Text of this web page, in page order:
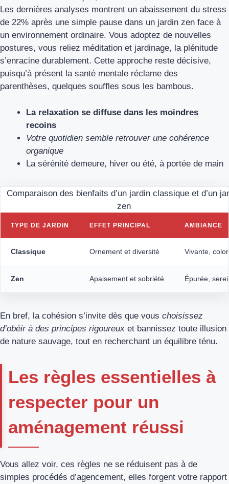
Les dernières analyses montrent un abaissement du stress
de 22% après une simple pause dans un jardin zen face à
un environnement ordinaire. Vous adoptez de nouvelles
postures, vous reliez méditation et jardinage, la plénitude
s’enracine durablement. Cette approche reste décisive,
puisqu’à présent la santé mentale réclame des
parenthèses, quelques souffles sous les bambous.
La relaxation se diffuse dans les moindres
recoins
Votre quotidien semble retrouver une cohérence
organique
La sérénité demeure, hiver ou été, à portée de main
Comparaison des bienfaits d’un jardin classique et d’un
zen
TYPE DE JARDIN EFFET PRINCIPAL AMBIANCE
Classique Ornement et diversité Vivante,
Zen Apaisement et sobriété Épurée,
En bref, la cohésion s’invite dès que vous choisissez
d’obéir à des principes rigoureux et bannissez toute illusion
de nature sauvage, tout en recherchant un équilibre ténu.
Les règles essentielles à
respecter pour un
aménagement réussi
Vous allez voir, ces règles ne se réduisent pas à de
simples procédés d’agencement, elles forgent votre rapport